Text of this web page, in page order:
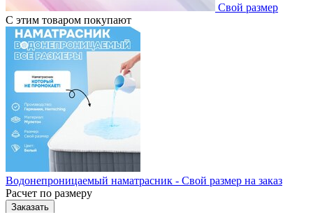
Свой размер
С этим товаром покупают
Водонепроницаемый наматрасник - Свой размер на заказ
Расчет по размеру
Заказать